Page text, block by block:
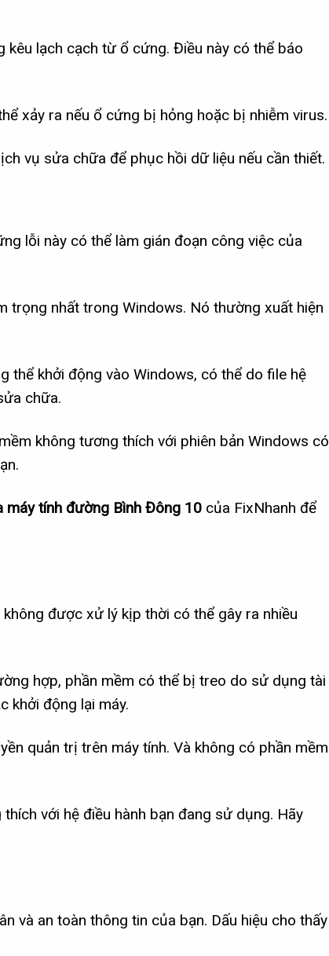
kêu lạch cạch từ ổ cứng. Điều này có thể báo
xảy ra nếu ổ cứng bị hỏng hoặc bị nhiễm virus.
vụ sửa chữa để phục hồi dữ liệu nếu cần thiết.
lỗi này có thể làm gián đoạn công việc của
trọng nhất trong Windows. Nó thường xuất hiện
thể khởi động vào Windows, có thể do file hệ
chữa.
không tương thích với phiên bản Windows có
máy tính đường Bình Đông 10 của FixNhanh để
được xử lý kịp thời có thể gây ra nhiều
hợp, phần mềm có thể bị treo do sử dụng tài
khởi động lại máy.
quản trị trên máy tính. Và không có phần mềm
với hệ điều hành bạn đang sử dụng. Hãy
và an toàn thông tin của bạn. Dấu hiệu cho thấy